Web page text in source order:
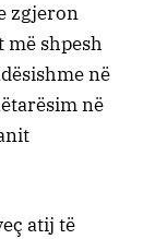
zgjeron
shpesh
në
në
atij të